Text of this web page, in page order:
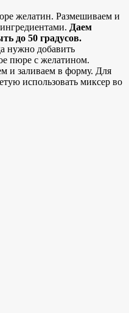
желатин. Размешиваем и
Даем
до 50 градусов.
нужно добавить
пюре с желатином.
и заливаем в форму. Для
использовать миксер во